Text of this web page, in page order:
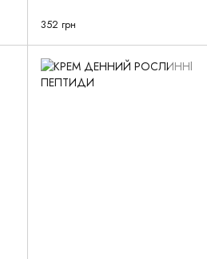
352 грн